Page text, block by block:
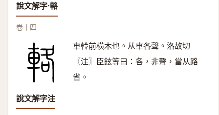
說文解字·輅
卷十四
車軨前橫木也。从車各聲。洛故切
〖注〗臣鉉等曰：各，非聲，當从路
省。
說文解字注